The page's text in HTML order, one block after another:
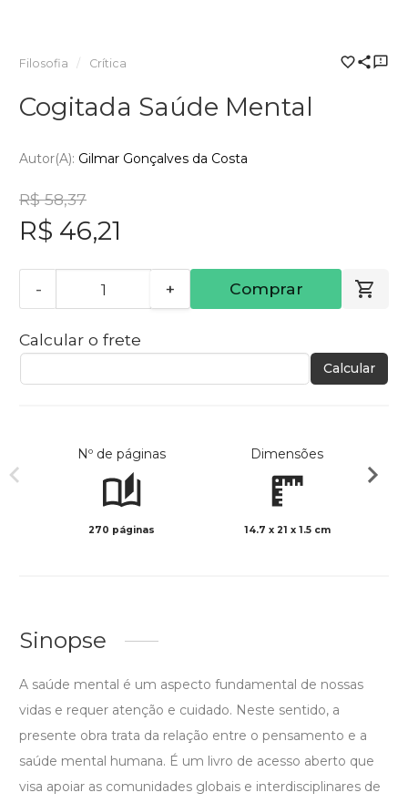
Filosofia Crítica
Cogitada Saúde Mental
Autor(a): Gilmar Gonçalves da Costa
R$ 58,37
R$ 46,21
- + Comprar
Calcular o frete
Calcular
Nº de páginas
270 páginas
Dimensões
14.7 x 21 x 1.5 cm
Sinopse
A saúde mental é um aspecto fundamental de nossas
vidas e requer atenção e cuidado. Neste sentido, a
presente obra trata da relação entre o pensamento e a
saúde mental humana. É um livro de acesso aberto que
visa apoiar as comunidades globais e interdisciplinares de